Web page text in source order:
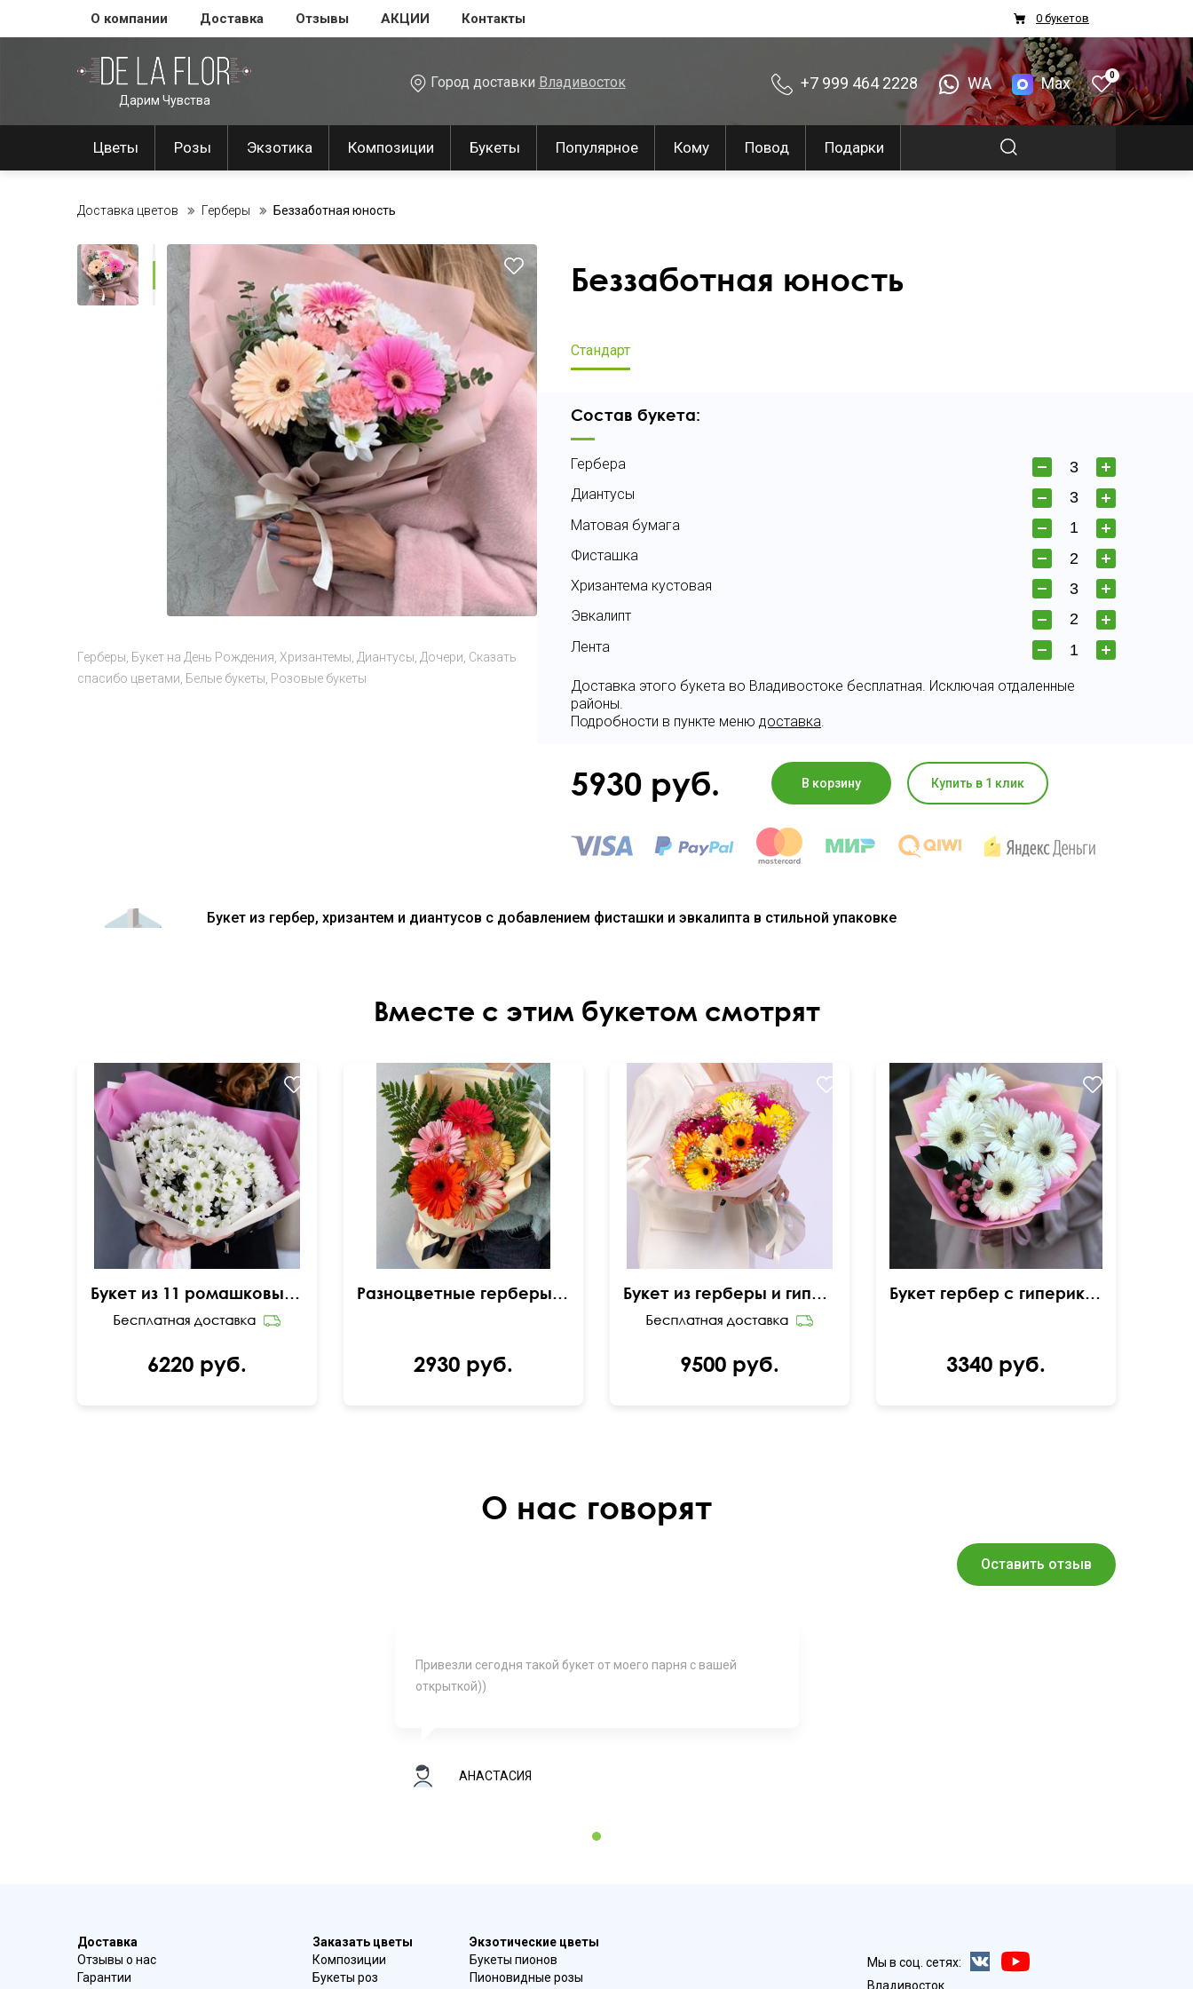
О компании Доставка Отзывы АКЦИИ Контакты 0 букетов
Дарим Чувства
Город доставки Владивосток +7 999 464 2228 WA Max 0
Цветы Розы Экзотика Композиции Букеты Популярное Кому Повод Подарки
Доставка цветов Герберы Беззаботная юность
Герберы Букет на День Рождения Хризантемы Диантусы Дочери Сказать
спасибо цветами Белые букеты Розовые букеты
Беззаботная юность
Стандарт
Состав букета:
Гербера
Диантусы
Матовая бумага
Фисташка
Хризантема кустовая
Эвкалипт
Лента
Доставка этого букета во Владивостоке бесплатная. Исключая отдаленные
районы.
Подробности в пункте меню доставка.
5930 руб. В корзину Купить в 1 клик
Букет из гербер, хризантем и диантусов с добавлением фисташки и эвкалипта в стильной упаковке
Вместе с этим букетом смотрят
Букет из 11 ромашковых хризантем
6220 руб.
Разноцветные герберы с папоротником
2930 руб.
Букет из герберы и гипсофилы микс
9500 руб.
Букет гербер с гиперикумом
3340 руб.
О нас говорят
Оставить отзыв
Привезли сегодня такой букет от моего парня с вашей
открыткой))
АНАСТАСИЯ
Доставка
Отзывы о нас
Гарантии
Заказать цветы
Композиции
Букеты роз
Экзотические цветы
Букеты пионов
Пионовидные розы
Мы в соц. сетях:
Владивосток